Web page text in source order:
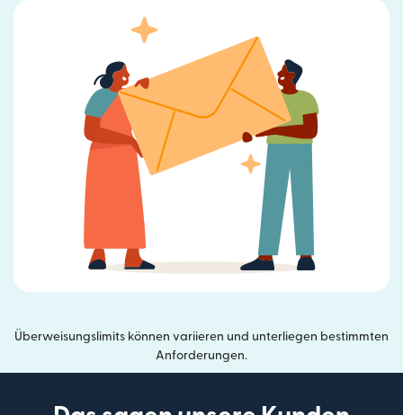
Überweisungslimits können variieren und unterliegen bestimmten
Anforderungen.